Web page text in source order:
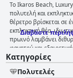
Το Ikaros Beach,
πολυτελή και
θέρετρο βρίσκεται σε
εκπληκτική θέα,
πρωινό λαμβάνει
φαγητού και
ανάμεικτες κριτικές
απολαμβάνουν τα a la
είναι άνετα και
Διαβάστε
Κατηγορίες
Πολυτελές